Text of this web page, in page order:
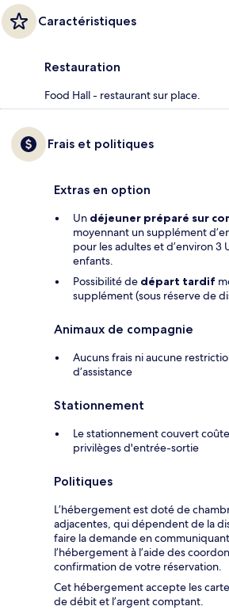
Caractéristiques
Restauration
Food Hall - restaurant sur place.
Frais et politiques
Extras en option
Un déjeuner préparé sur
moyennant un supplément
pour les adultes et d’environ 3
enfants.
Possibilité de départ tardif
supplément (sous réserve de
Animaux de compagnie
Aucuns frais ni aucune
d’assistance
Stationnement
Le stationnement couvert
privilèges d'entrée-sortie
Politiques
L’hébergement est doté de
adjacentes, qui dépendent de la
faire la demande en
l’hébergement à l’aide des
confirmation de votre réservation.
Cet hébergement accepte les
de débit et l’argent comptant.